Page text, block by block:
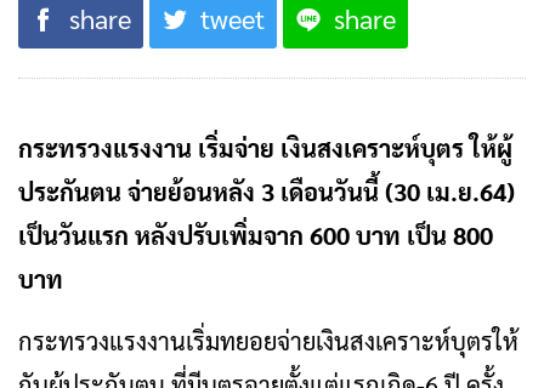
share tweet share
กระทรวงแรงงาน เริ่มจ่าย เงินสงเคราะห์บุตร ให้ผู้
ประกันตน จ่ายย้อนหลัง 3 เดือนวันนี้ (30 เม.ย.64)
เป็นวันแรก หลังปรับเพิ่มจาก 600 บาท เป็น 800
บาท
กระทรวงแรงงานเริ่มทยอยจ่ายเงินสงเคราะห์บุตรให้